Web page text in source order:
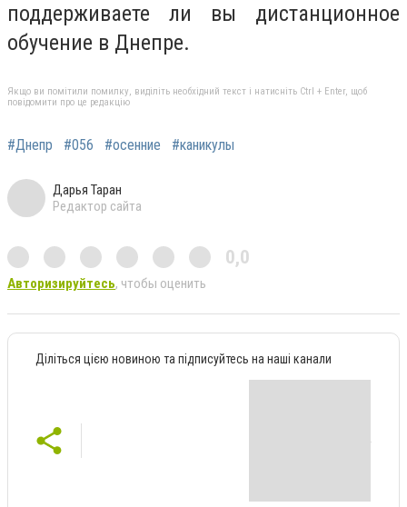
поддерживаете ли вы дистанционное
обучение в Днепре.
Якщо ви помітили помилку, виділіть необхідний текст і натисніть Ctrl + Enter, щоб
повідомити про це редакцію
#Днепр #056 #осенние #каникулы
Дарья Таран
Редактор сайта
0,0
Авторизируйтесь, чтобы оценить
Діліться цією новиною та підписуйтесь на наші канали